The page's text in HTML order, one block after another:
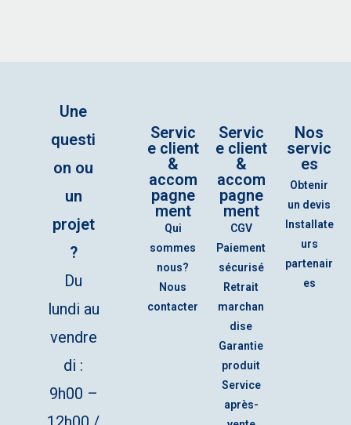
Une
questi
on ou
un
projet
?
Du
lundi au
vendre
di :
9h00 –
Servic
e client
&
accom
pagne
ment
Qui
sommes
nous?
Nous
contacter
Servic
e client
&
accom
pagne
ment
CGV
Paiement
sécurisé
Retrait
marchan
dise
Garantie
produit
Service
après-
Nos
servic
es
Obtenir
un devis
Installate
urs
partenair
es